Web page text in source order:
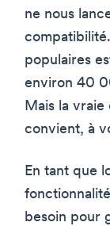
ne nous
populaires
environ 40
Mais la
convient, à
En tant que
besoin pour